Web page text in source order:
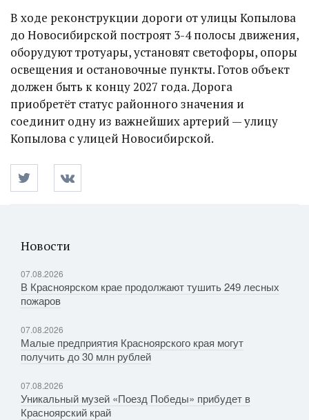
В ходе реконструкции дороги от улицы Копылова
до Новосибирской построят 3-4 полосы движения,
оборудуют тротуары, установят светофоры, опоры
освещения и остановочные пункты. Готов объект
должен быть к концу 2027 года. Дорога
приобретёт статус районного значения и
соединит одну из важнейших артерий — улицу
Копылова с улицей Новосибирской.
Новости
07.08.2026
В Красноярском крае продолжают тушить 249 лесных
пожаров
07.08.2026
Малые предприятия Красноярского края могут
получить до 30 млн рублей
07.08.2026
Уникальный музей «Поезд Победы» прибудет в
Красноярский край